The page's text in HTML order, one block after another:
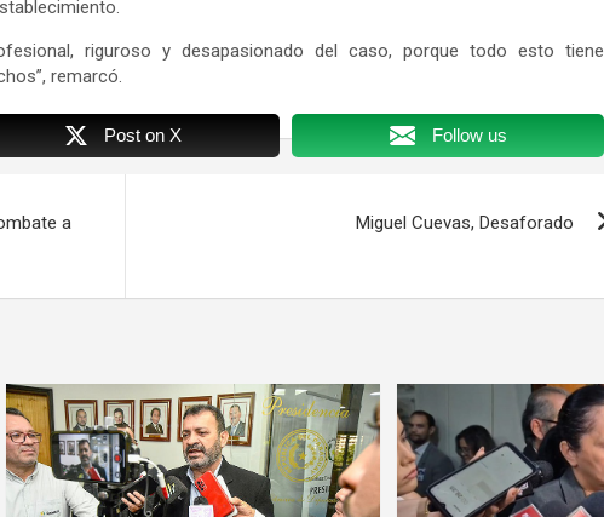
riguroso y desapasionado del caso, porque todo esto tiene
remarcó.
Post on X Follow us
a
Miguel Cuevas, Desaforado